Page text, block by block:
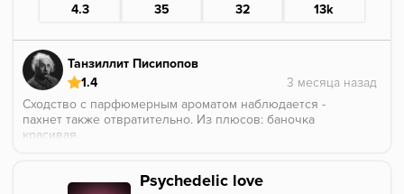
розовые ноты или, как шутят мои друзья, эстетика
4.3 35 32 13k
Танзиллит Писипопов
1.4
Сходство с парфюмерным ароматом наблюдается -
пахнет также отвратительно. Из плюсов: баночка
красивая.
красивая.
Psychedelic love